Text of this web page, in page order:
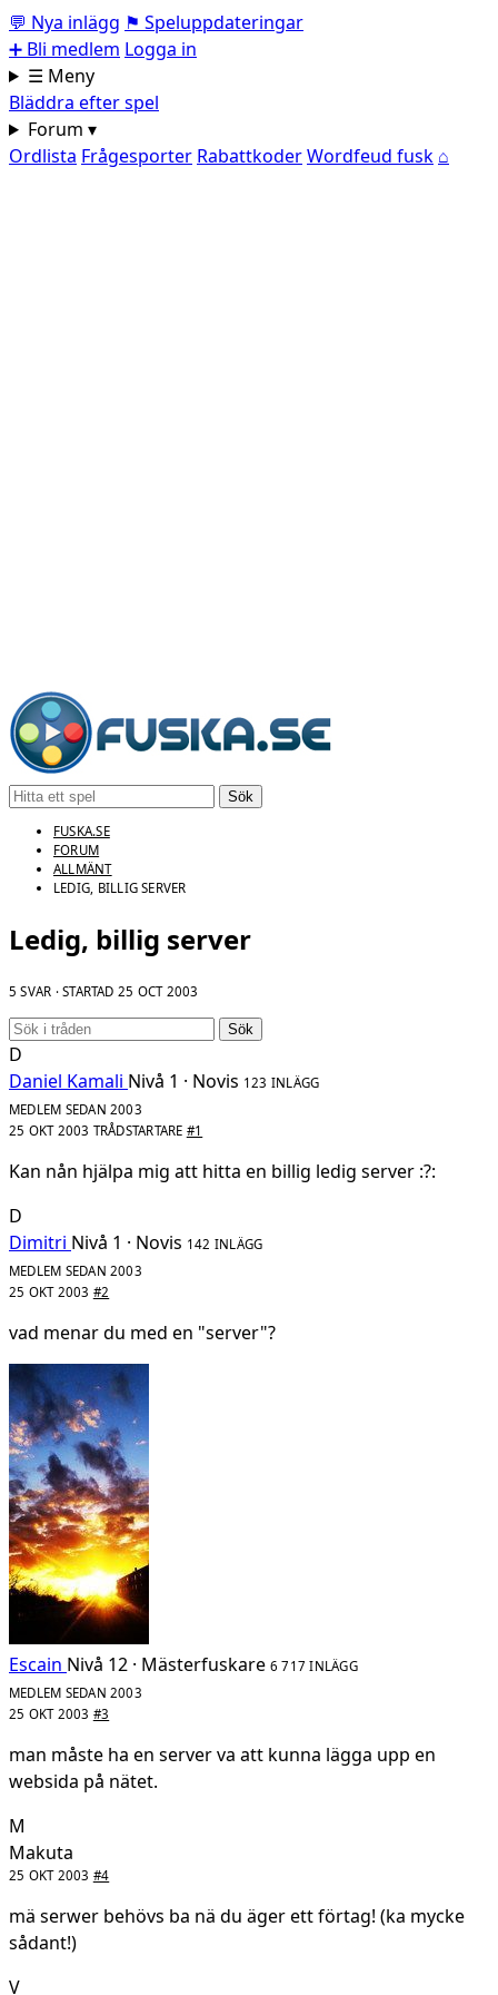
💬 Nya inlägg ⚑ Speluppdateringar
➕ Bli medlem Logga in
☰ Meny
Bläddra efter spel
Forum ▾
Ordlista Frågesporter RabattkoderWordfeud fusk ⌂
Sök
FUSKA.SE
FORUM
ALLMÄNT
LEDIG, BILLIG SERVER
Ledig, billig server
5 SVAR · STARTAD 25 OCT 2003
Sök
D
Daniel Kamali Nivå 1 · Novis 123 INLÄGG
MEDLEM SEDAN 2003
25 OKT 2003 TRÅDSTARTARE #1
Kan nån hjälpa mig att hitta en billig ledig server :?:
D
Dimitri Nivå 1 · Novis 142 INLÄGG
MEDLEM SEDAN 2003
25 OKT 2003 #2
vad menar du med en "server"?
Escain Nivå 12 · Mästerfuskare 6 717 INLÄGG
MEDLEM SEDAN 2003
25 OKT 2003 #3
man måste ha en server va att kunna lägga upp en
websida på nätet.
M
Makuta
25 OKT 2003 #4
mä serwer behövs ba nä du äger ett förtag! (ka mycke
sådant!)
V